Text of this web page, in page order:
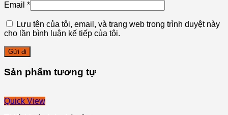
Email *
Lưu tên của tôi, email, và trang web trong trình duyệt này
cho lần bình luận kế tiếp của tôi.
Sản phẩm tương tự
Quick View